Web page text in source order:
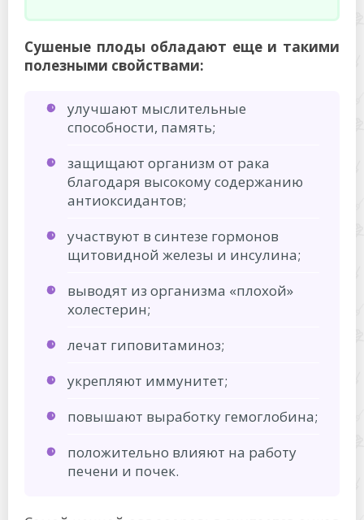
Сушеные плоды обладают еще и такими
полезными свойствами:
улучшают мыслительные
способности, память;
защищают организм от рака
благодаря высокому содержанию
антиоксидантов;
участвуют в синтезе гормонов
щитовидной железы и инсулина;
выводят из организма «плохой»
холестерин;
лечат гиповитаминоз;
укрепляют иммунитет;
повышают выработку гемоглобина;
положительно влияют на работу
печени и почек.